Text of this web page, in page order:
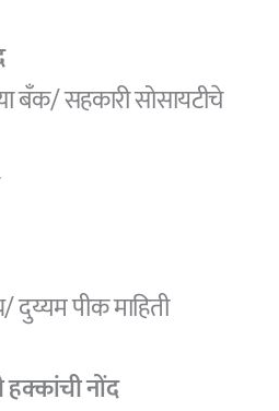
बँक/ सहकारी सोसायटीचे
दुय्यम पीक माहिती
नोंद